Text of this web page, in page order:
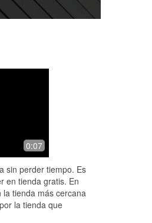
my battery
a battery reset
held the fort. Just
0:07
sin perder tiempo. Es
en tienda gratis. En
tienda más cercana
la tienda que